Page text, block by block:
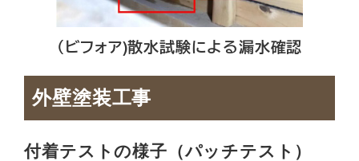
（ビフォア)散水試験による漏水確認
外壁塗装工事
付着テストの様子（パッチテスト）